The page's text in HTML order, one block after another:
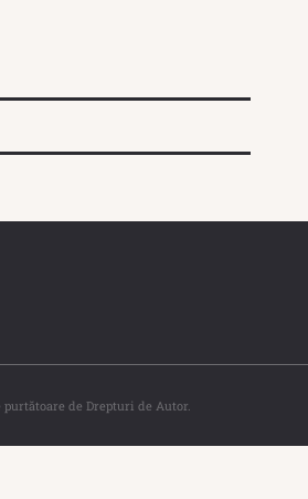
de Drepturi de Autor.